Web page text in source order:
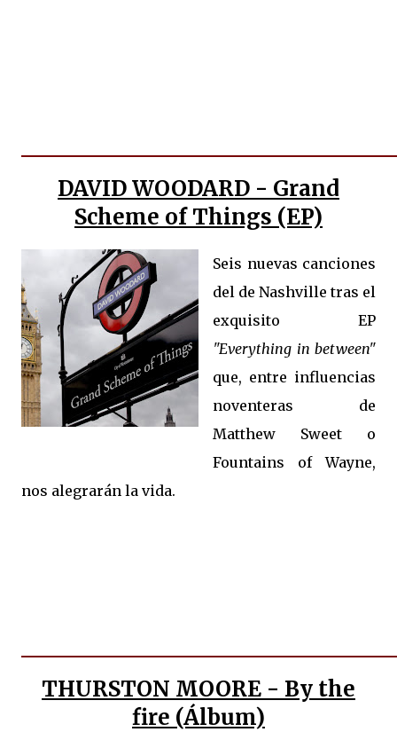
DAVID WOODARD - Grand
Scheme of Things (EP)
Seis nuevas canciones
del de Nashville tras el
exquisito EP
"Everything in between"
que, entre influencias
noventeras de
Matthew Sweet o
Fountains of Wayne,
nos alegrarán la vida.
THURSTON MOORE - By the
fire (Álbum)